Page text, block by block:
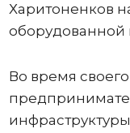
Харитоненков
оборудованной
Во время